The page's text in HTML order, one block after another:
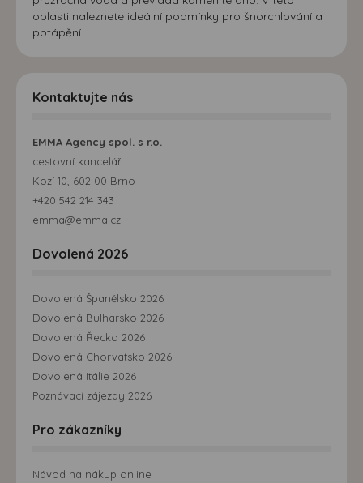
oblasti naleznete ideální podmínky pro šnorchlování a
potápění.
Kontaktujte nás
EMMA Agency spol. s r.o.
cestovní kancelář
Kozí 10, 602 00 Brno
+420 542 214 343
emma@emma.cz
Dovolená 2026
Dovolená Španělsko 2026
Dovolená Bulharsko 2026
Dovolená Řecko 2026
Dovolená Chorvatsko 2026
Dovolená Itálie 2026
Poznávací zájezdy 2026
Pro zákazníky
Návod na nákup online